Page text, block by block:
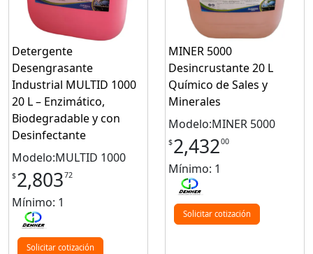
Detergente
Desengrasante
Industrial MULTID 1000
20 L – Enzimático,
Biodegradable y con
Desinfectante
Modelo:MULTID 1000
$2,80372
Mínimo: 1
Solicitar cotización
MINER 5000
Desincrustante 20 L
Químico de Sales y
Minerales
Modelo:MINER 5000
$2,43200
Mínimo: 1
Solicitar cotización